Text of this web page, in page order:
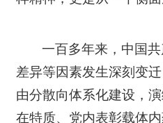
一百多年来，中国
差异等因素发生深刻变
由分散向体系化建设，
在特质、党内表彰载体